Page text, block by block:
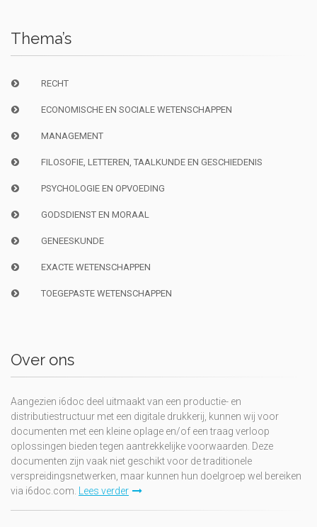
Thema’s
RECHT
ECONOMISCHE EN SOCIALE WETENSCHAPPEN
MANAGEMENT
FILOSOFIE, LETTEREN, TAALKUNDE EN GESCHIEDENIS
PSYCHOLOGIE EN OPVOEDING
GODSDIENST EN MORAAL
GENEESKUNDE
EXACTE WETENSCHAPPEN
TOEGEPASTE WETENSCHAPPEN
Over ons
Aangezien i6doc deel uitmaakt van een productie- en
distributiestructuur met een digitale drukkerij, kunnen wij voor
documenten met een kleine oplage en/of een traag verloop
oplossingen bieden tegen aantrekkelijke voorwaarden. Deze
documenten zijn vaak niet geschikt voor de traditionele
verspreidingsnetwerken, maar kunnen hun doelgroep wel bereiken
via i6doc.com.
Lees verder